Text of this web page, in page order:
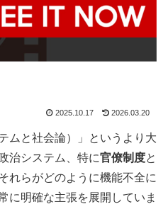
2025.10.17 2026.03.20
ムと社会論）」というより大
治システム、特に官僚制度と
れらがどのように機能不全に
に明確な主張を展開していま